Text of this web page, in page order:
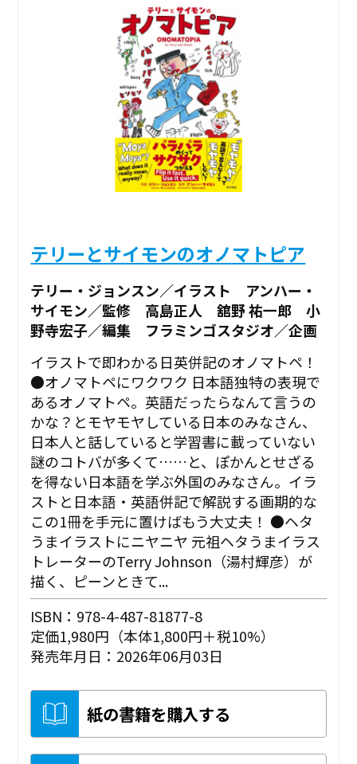
テリーとサイモンのオノマトピア
テリー・ジョンスン／イラスト アンハー・
サイモン／監修 高島正人 舘野 祐一郎 小
野寺宏子／編集 フラミンゴスタジオ／企画
イラストで即わかる日英併記のオノマトペ！
●オノマトペにワクワク 日本語独特の表現で
あるオノマトペ。英語だったらなんて言うの
かな？とモヤモヤしている日本のみなさん、
日本人と話していると学習書に載っていない
謎のコトバが多くて……と、ぽかんとせざる
を得ない日本語を学ぶ外国のみなさん。イラ
ストと日本語・英語併記で解説する画期的な
この1冊を手元に置けばもう大丈夫！ ●ヘタ
うまイラストにニヤニヤ 元祖ヘタうまイラス
トレーターのTerry Johnson（湯村輝彦）が
描く、ピーンときて...
ISBN：978-4-487-81877-8
定価1,980円（本体1,800円＋税10%）
発売年月日：2026年06月03日
紙の書籍を購入する